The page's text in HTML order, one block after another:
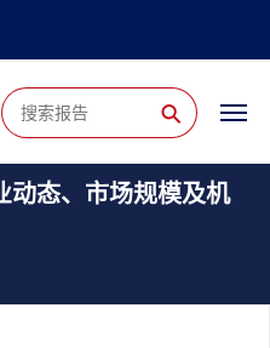
⚲
态、市场规模及机